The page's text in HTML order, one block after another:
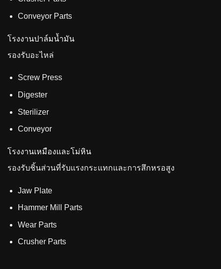
Conveyor Parts
โรงงานปาล์มน้ำมัน
รองรับอะไหล่
Screw Press
Digester
Sterilizer
Conveyor
โรงงานเหมืองและโม่หิน
รองรับชิ้นส่วนที่รับแรงกระแทกและการสึกหรอสูง
Jaw Plate
Hammer Mill Parts
Wear Parts
Crusher Parts